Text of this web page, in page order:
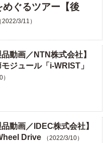
めぐるツアー【後
2022/3/11）
品動画／NTN株式会社】
ジュール「i-WRIST」
品動画／IDEC株式会社】
Drive
（2022/3/10）